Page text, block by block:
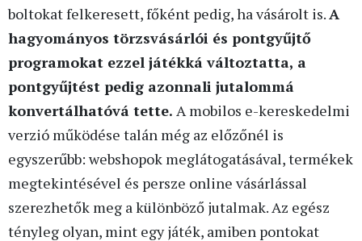
boltokat felkeresett, főként pedig, ha vásárolt is.A
hagyományos törzsvásárlói és pontgyűjtő
programokat ezzel játékká változtatta, a
pontgyűjtést pedig azonnali jutalommá
konvertálhatóvá tette. A mobilos e-kereskedelmi
verzió működése talán még az előzőnél is
egyszerűbb: webshopok meglátogatásával, termékek
megtekintésével és persze online vásárlással
szerezhetők meg a különböző jutalmak. Az egész
tényleg olyan, mint egy játék, amiben pontokat